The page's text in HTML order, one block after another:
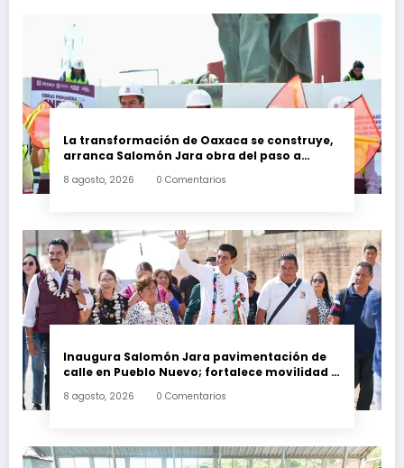
La transformación de Oaxaca se construye,
arranca Salomón Jara obra del paso a
kilómetro 184 + 300
8 agosto, 2026 0 Comentarios
Inaugura Salomón Jara pavimentación de
calle en Pueblo Nuevo; fortalece movilidad y
8 agosto, 2026 0 Comentarios